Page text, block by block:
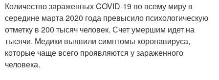
Количество зараженных COVID-19 по всему миру в
середине марта 2020 года превысило психологическую
отметку в 200 тысяч человек. Счет умершим идет на
тысячи. Медики выявили симптомы коронавируса,
которые чаще всего проявляются у зараженного
человека.